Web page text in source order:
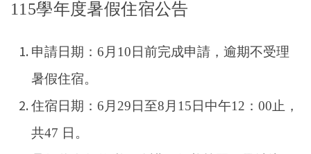
115學年度暑假住宿公告
申請日期：6月10日前完成申請，逾期不受理
暑假住宿。
住宿日期：6月29日至8月15日中午12：00止，
共47 日。